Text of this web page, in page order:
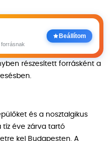
Beállítom
részesített forrásként a
és a nosztalgikus
tíz éve zárva tartó
kel Budapesten. A